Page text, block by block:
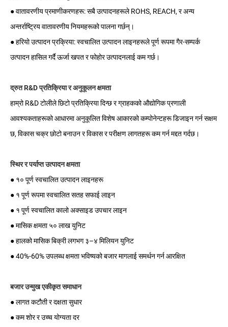
● वातावरणीय प्रमाणीकरणहरू: सबै उत्पादनहरूले ROHS, REACH, र अन्य
अन्तर्राष्ट्रिय वातावरणीय नियमहरूको पालना गर्छन्।
● हरियो उत्पादन प्रक्रिया: स्वचालित उत्पादन लाइनहरूले पूर्ण रूपमा गैर-सम्पर्क
उत्पादन हासिल गर्दै ऊर्जा खपत र फोहोर उत्पादनलाई कम गर्छ।
द्रुत R&D प्रतिक्रिया र अनुकूलन क्षमता
हाम्रो R&D टोलीले छिटो प्रतिक्रिया दिन्छ र ग्राहकको औद्योगिक प्रणाली
आवश्यकताहरूको आधारमा अनुकूलित विशेष आकारको कम्पोनेन्टहरू डिजाइन गर्न सक्षम
छ, विकास चक्र छोटो बनाउन र विकास र परीक्षण लागतहरू कम गर्न मद्दत गर्दछ।
स्थिर र पर्याप्त उत्पादन क्षमता
● १० पूर्ण स्वचालित उत्पादन लाइनहरू
● १ पूर्ण रूपमा स्वचालित सतह सफाई लाइन
● १ पूर्ण स्वचालित कालो अक्साइड उपचार लाइन
● मासिक क्षमता ५० लाख युनिट
● हालको मासिक बिक्री लगभग ३–४ मिलियन युनिट
● 40%-60% उपलब्ध क्षमता भविष्यको बजार मागलाई समर्थन गर्न आरक्षित
बजार उन्मुख एकीकृत समाधान
● लागत कटौती र दक्षता सुधार
● कम शोर र उच्च योग्यता दर